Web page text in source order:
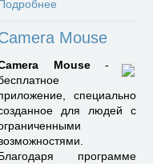
Mouse
Mouse-
специально
для людей с
программе